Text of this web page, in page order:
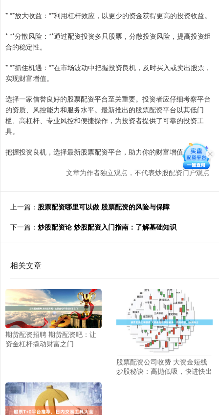
* **放大收益：**利用杠杆效应，以更少的资金获得更高的投资收益。
* **分散风险：**通过配资投资多只股票，分散投资风险，提高投资组
合的稳定性。
* **抓住机遇：**在市场波动中把握投资良机，及时买入或卖出股票，
实现财富增值。
选择一家信誉良好的股票配资平台至关重要。投资者应仔细考察平台
的资质、风控能力和服务水平。最新推出的股票配资平台以其低门
槛、高杠杆、专业风控和便捷操作，为投资者提供了可靠的投资工
具。
把握投资良机，选择最新股票配资平台，助力你的财富增值之旅！
文章为作者独立观点，不代表炒股配资门户观点
上一篇： 股票配资哪里可以做 股票配资的风险与保障
下一篇： 炒股配资论 炒股配资入门指南：了解基础知识
相关文章
期货配资招聘 期货配资吧：让
资金杠杆撬动财富之门
股票配资公司收费 大资金短线
炒股秘诀：高抛低吸，快进快出